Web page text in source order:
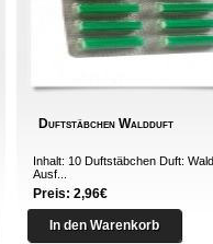
Duftstäbchen Waldduft
Inhalt: 10 Duftstäbchen Duft:
Ausf...
Preis: 2,96€
In den Warenkorb